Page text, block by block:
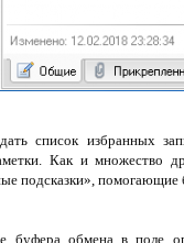
список избранных
Как и множество
подсказки», помогающие
буфера обмена в поле